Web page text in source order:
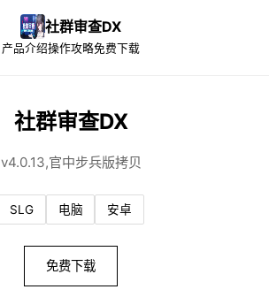
社群审查DX
产品介绍操作攻略免费下载
社群审查DX
v4.0.13,官中步兵版拷贝
SLG 电脑 安卓
免费下载